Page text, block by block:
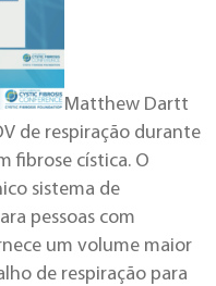
Matthew Dartt
de respiração durante
fibrose cística. O
sistema de
pessoas com
um volume maior
de respiração para